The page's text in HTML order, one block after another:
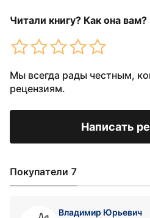
Читали книгу? Как она вам?
Мы всегда рады честным,
рецензиям.
Написать
Покупатели 7
Владимир Юрьевич